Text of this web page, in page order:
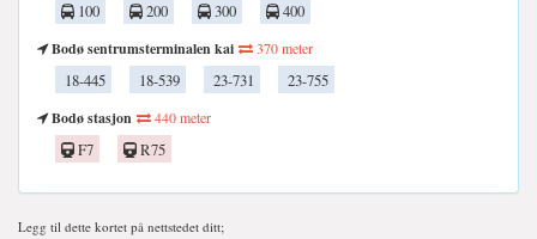
100 200 300
400
Bodø sentrumsterminalen kai
370 meter
18-445 18-539 23-731
23-755
Bodø stasjon
440 meter
F7 R75
Legg til dette kortet på nettstedet ditt;